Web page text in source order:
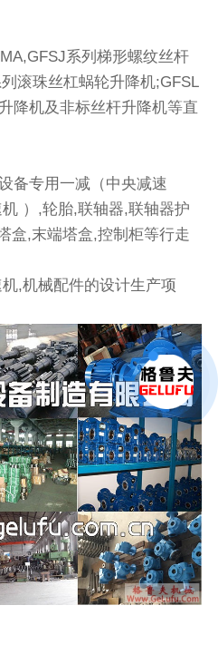
系列梯形螺纹丝杆
滚珠丝杠蜗轮升降机;GFSL
降机及非标丝杆升降机等直
备专用一减（中央减速
）,轮胎,联轴器,联轴器护
盒,末端塔盒,控制柜等行走
,机械配件的设计生产项